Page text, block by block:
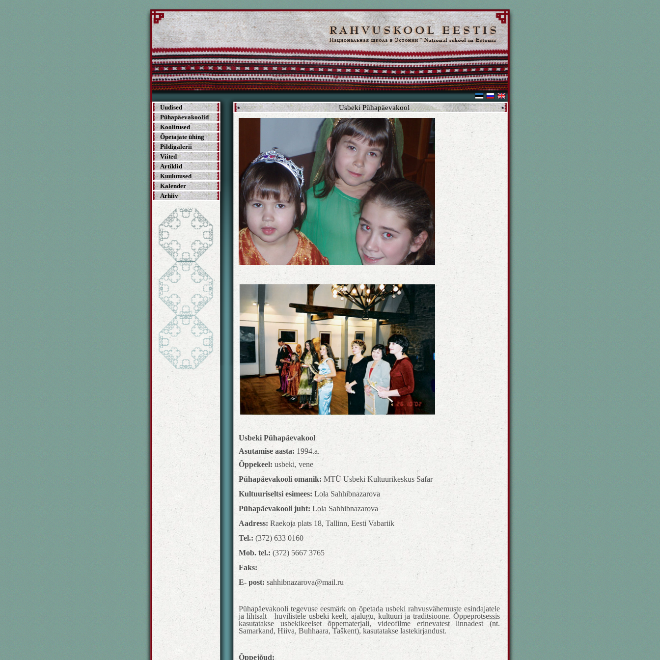
Uudised
Pühapäevakoolid
Koolitused
Õpetajate ühing
Pildigalerii
Viited
Artiklid
Kuulutused
Kalender
Arhiiv
Usbeki Pühapäevakool
Usbeki Pühapäevakool
Asutamise aasta: 1994.a.
Õppekeel: usbeki, vene
Pühapäevakooli omanik: MTÜ Usbeki Kultuurikeskus Safar
Kultuuriseltsi esimees: Lola Sahhibnazarova
Pühapäevakooli juht: Lola Sahhibnazarova
Aadress: Raekoja plats 18, Tallinn, Eesti Vabariik
Tel.: (372) 633 0160
Mob. tel.: (372) 5667 3765
Faks:
E- post: sahhibnazarova@mail.ru
Pühapäevakooli tegevuse eesmärk on õpetada usbeki rahvusvähemuste esindajatele
ja lihtsalt huvilistele usbeki keelt, ajalugu, kultuuri ja traditsioone. Õppeprotsessis
kasutatakse usbekikeelset õppematerjali, videofilme erinevatest linnadest (nt.
Samarkand, Hiiva, Buhhaara, Taškent), kasutatakse lastekirjandust.
Õppejõud: